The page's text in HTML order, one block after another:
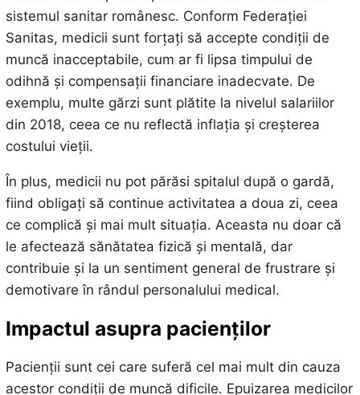
sistemul sanitar românesc. Conform Federației
Sanitas, medicii sunt forțați să accepte condiții de
muncă inacceptabile, cum ar fi lipsa timpului de
odihnă și compensații financiare inadecvate. De
exemplu, multe gărzi sunt plătite la nivelul salariilor
din 2018, ceea ce nu reflectă inflația și creșterea
costului vieții.
În plus, medicii nu pot părăsi spitalul după o gardă,
fiind obligați să continue activitatea a doua zi, ceea
ce complică și mai mult situația. Aceasta nu doar că
le afectează sănătatea fizică și mentală, dar
contribuie și la un sentiment general de frustrare și
demotivare în rândul personalului medical.
Impactul asupra pacienților
Pacienții sunt cei care suferă cel mai mult din cauza
acestor condiții de muncă dificile. Epuizarea medicilor